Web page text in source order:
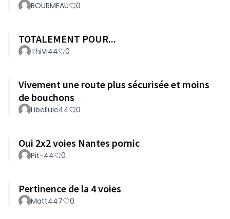
BOURMEAU 0
TOTALEMENT POUR...
ThiVi44 0
Vivement une route plus sécurisée et moins
de bouchons
Libellule44 0
Oui 2x2 voies Nantes pornic
Pit-44 0
Pertinence de la 4 voies
Matt447 0